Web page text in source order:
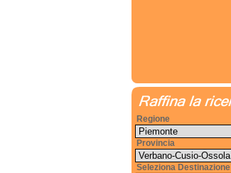
Regione
Provincia
Seleziona Destinazione